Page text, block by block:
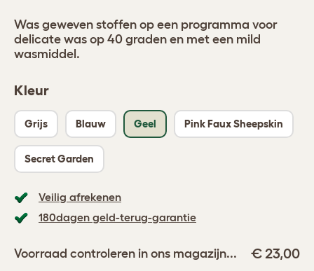
Kleur
Grijs Blauw Geel Pink Faux Sheepskin
Secret Garden
Veilig afrekenen
180dagen geld-terug-garantie
Voorraad controleren in ons magazijn... € 23,00
Was geweven stoffen op een programma voor
delicate was op 40 graden en met een mild
wasmiddel.